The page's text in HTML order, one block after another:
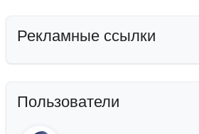
Рекламные ссылки
Пользователи